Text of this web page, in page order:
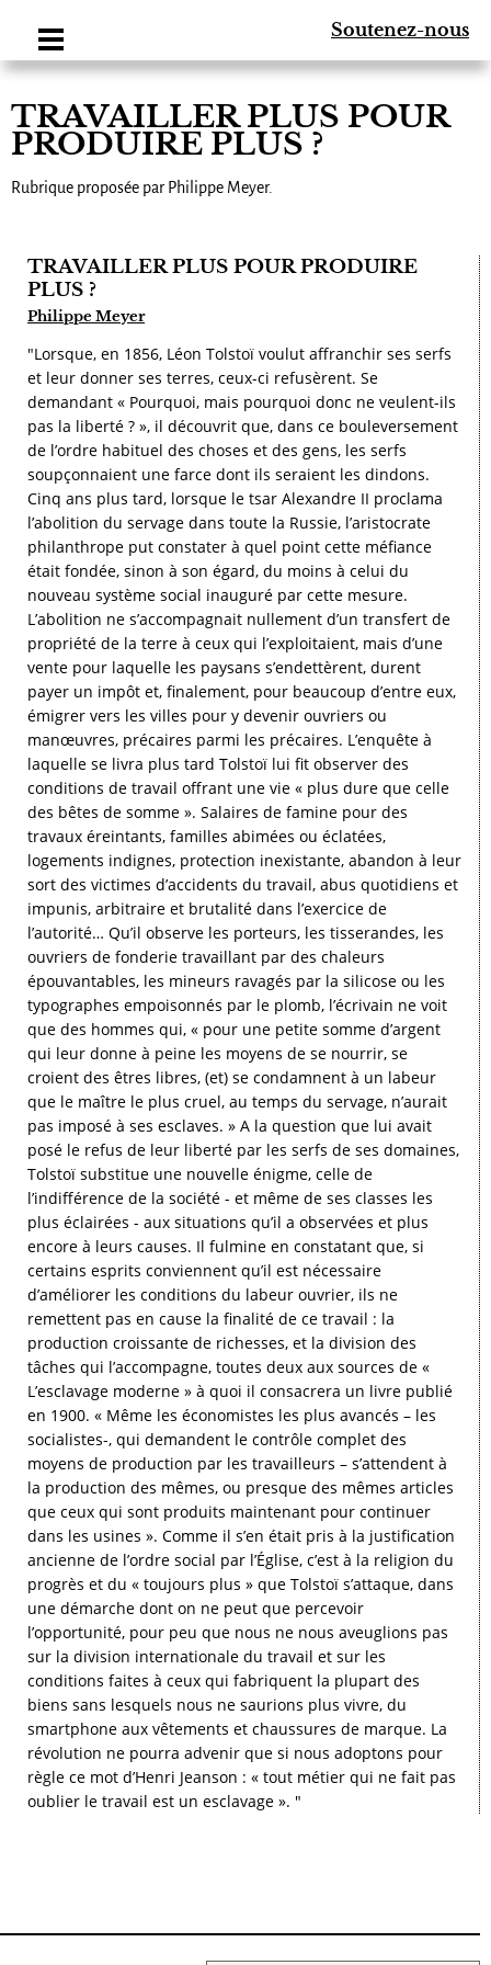
Soutenez-nous
TRAVAILLER PLUS POUR
PRODUIRE PLUS ?
Rubrique proposée par Philippe Meyer.
TRAVAILLER PLUS POUR PRODUIRE
PLUS ?
Philippe Meyer
"Lorsque, en 1856, Léon Tolstoï voulut affranchir ses serfs
et leur donner ses terres, ceux-ci refusèrent. Se
demandant « Pourquoi, mais pourquoi donc ne veulent-ils
pas la liberté ? », il découvrit que, dans ce bouleversement
de l’ordre habituel des choses et des gens, les serfs
soupçonnaient une farce dont ils seraient les dindons.
Cinq ans plus tard, lorsque le tsar Alexandre II proclama
l’abolition du servage dans toute la Russie, l’aristocrate
philanthrope put constater à quel point cette méfiance
était fondée, sinon à son égard, du moins à celui du
nouveau système social inauguré par cette mesure.
L’abolition ne s’accompagnait nullement d’un transfert de
propriété de la terre à ceux qui l’exploitaient, mais d’une
vente pour laquelle les paysans s’endettèrent, durent
payer un impôt et, finalement, pour beaucoup d’entre eux,
émigrer vers les villes pour y devenir ouvriers ou
manœuvres, précaires parmi les précaires. L’enquête à
laquelle se livra plus tard Tolstoï lui fit observer des
conditions de travail offrant une vie « plus dure que celle
des bêtes de somme ». Salaires de famine pour des
travaux éreintants, familles abimées ou éclatées,
logements indignes, protection inexistante, abandon à leur
sort des victimes d’accidents du travail, abus quotidiens et
impunis, arbitraire et brutalité dans l’exercice de
l’autorité… Qu’il observe les porteurs, les tisserandes, les
ouvriers de fonderie travaillant par des chaleurs
épouvantables, les mineurs ravagés par la silicose ou les
typographes empoisonnés par le plomb, l’écrivain ne voit
que des hommes qui, « pour une petite somme d’argent
qui leur donne à peine les moyens de se nourrir, se
croient des êtres libres, (et) se condamnent à un labeur
que le maître le plus cruel, au temps du servage, n’aurait
pas imposé à ses esclaves. » A la question que lui avait
posé le refus de leur liberté par les serfs de ses domaines,
Tolstoï substitue une nouvelle énigme, celle de
l’indifférence de la société - et même de ses classes les
plus éclairées - aux situations qu’il a observées et plus
encore à leurs causes. Il fulmine en constatant que, si
certains esprits conviennent qu’il est nécessaire
d’améliorer les conditions du labeur ouvrier, ils ne
remettent pas en cause la finalité de ce travail : la
production croissante de richesses, et la division des
tâches qui l’accompagne, toutes deux aux sources de «
L’esclavage moderne » à quoi il consacrera un livre publié
en 1900. « Même les économistes les plus avancés – les
socialistes-, qui demandent le contrôle complet des
moyens de production par les travailleurs – s’attendent à
la production des mêmes, ou presque des mêmes articles
que ceux qui sont produits maintenant pour continuer
dans les usines ». Comme il s’en était pris à la justification
ancienne de l’ordre social par l’Église, c’est à la religion du
progrès et du « toujours plus » que Tolstoï s’attaque, dans
une démarche dont on ne peut que percevoir
l’opportunité, pour peu que nous ne nous aveuglions pas
sur la division internationale du travail et sur les
conditions faites à ceux qui fabriquent la plupart des
biens sans lesquels nous ne saurions plus vivre, du
smartphone aux vêtements et chaussures de marque. La
révolution ne pourra advenir que si nous adoptons pour
règle ce mot d’Henri Jeanson : « tout métier qui ne fait pas
oublier le travail est un esclavage ». "